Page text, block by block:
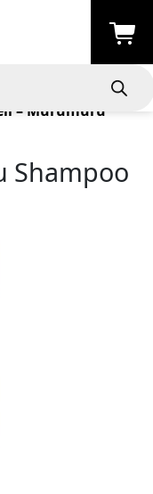
– Murumuru
Shampoo